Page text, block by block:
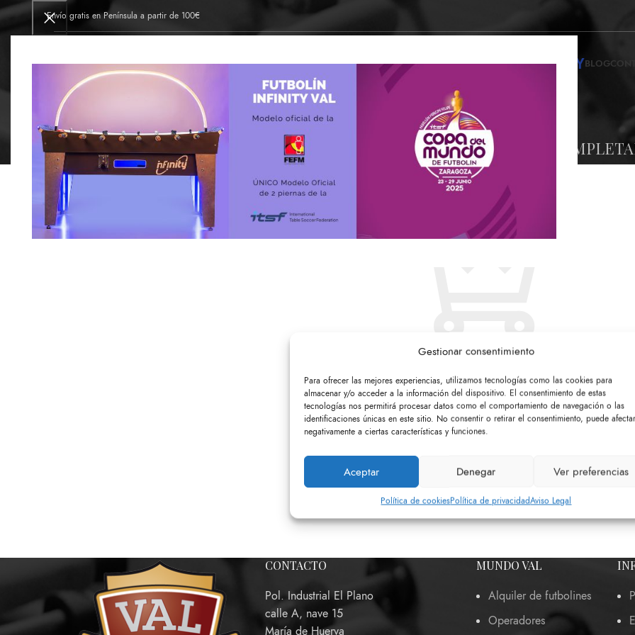
Gestionar consentimiento
Para ofrecer las mejores experiencias, utilizamos tecnologías como las cookies para
almacenar y/o acceder a la información del dispositivo. El consentimiento de estas
tecnologías nos permitirá procesar datos como el comportamiento de navegación o las
identificaciones únicas en este sitio. No consentir o retirar el consentimiento, puede afectar
negativamente a ciertas características y funciones.
Aceptar Denegar Ver preferencias
Política de cookiesPolítica de privacidadAviso Legal
Envío gratis en Península a partir de 100€
INICIOFÁBRICA DE FUTBOLINESTIENDA DE FUTBOLINESALQUILER DE FUTBOLINESINFINITYBLOG
CARRITO PAGO PEDIDO
Tu carrito está vacío.
¿Quieres añadir algo a tu carrito?
Encontrarás muchas opciones interesantes en nuestra Tienda.
VOLVER A LA TIENDA
CONTACTO
Pol. Industrial El Plano
calle A, nave 15
María de Huerva
MUNDO VAL
Alquiler de futbolines
Operadores